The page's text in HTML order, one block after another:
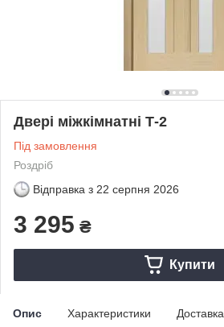
Двері міжкімнатні Т-2
Під замовлення
Роздріб
Відправка з 22 серпня 2026
3 295 ₴
Купити
Опис Характеристики Доставка